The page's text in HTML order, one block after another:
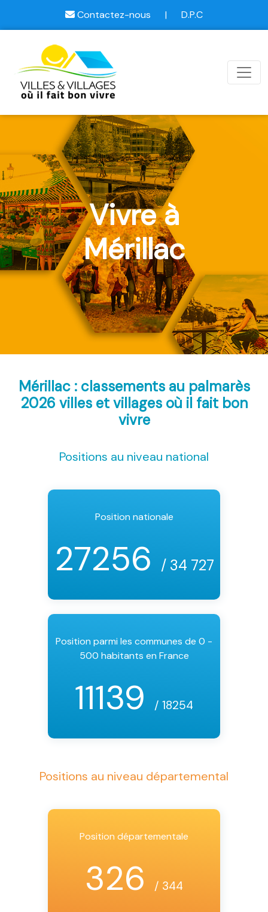
Contactez-nous | D.P.C
Vivre à
Mérillac
Mérillac : classements au palmarès
2026 villes et villages où il fait bon
vivre
Positions au niveau national
Position nationale
27256 / 34 727
Position parmi les communes de 0 -
500 habitants en France
11139 / 18254
Positions au niveau départemental
Position départementale
326 / 344